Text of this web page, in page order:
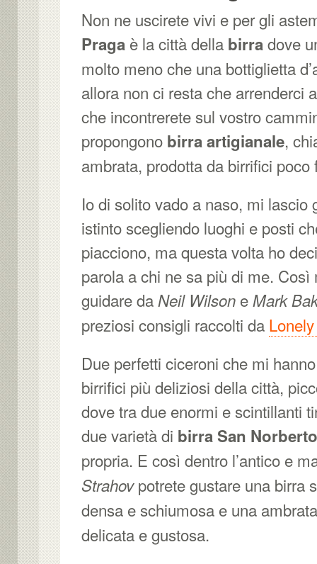
Non ne uscirete vivi e per gli
Praga è la città della birradove
molto meno che una bottiglietta
allora non ci resta che arrenderci
che incontrerete sul vostro
propongono birra artigianale,
ambrata, prodotta da birrifici poco
Io di solito vado a naso, mi lascio
istinto scegliendo luoghi e posti
piacciono, ma questa volta ho
parola a chi ne sa più di me. Così
guidare daNeil Wilson eMark
preziosi consigli raccolti da
Due perfetti ciceroni che mi
birrifici più deliziosi della città,
dove tra due enormi e scintillanti
due varietà di birra San Norberto
propria. E così dentro l’antico e
Strahovpotrete gustare una birra
densa e schiumosa e una
delicata e gustosa.